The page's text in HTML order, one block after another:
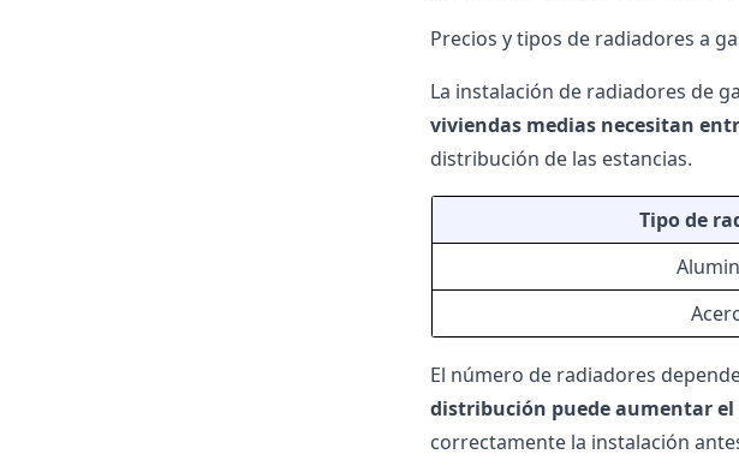
Precios y tipos de radiadores a
La instalación de radiadores de
viviendas medias necesitan
distribución de las estancias.
Tipo de
El número de radiadores
distribución puede aumentar el
correctamente la instalación